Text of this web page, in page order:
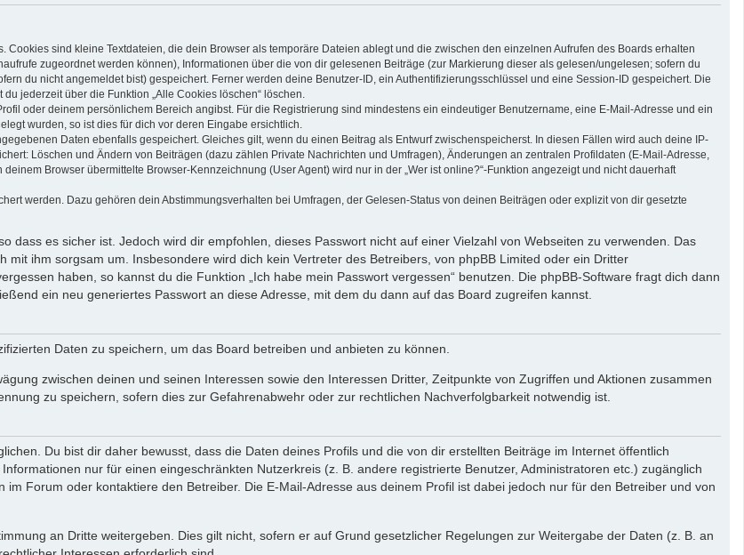
sind kleine Textdateien, die dein Browser als temporäre Dateien ablegt und die zwischen den einzelnen Aufrufen des Boards erhalten
zugeordnet werden können), Informationen über die von dir gelesenen Beiträge (zur Markierung dieser als gelesen/ungelesen; sofern du
du nicht angemeldet bist) gespeichert. Ferner werden deine Benutzer-ID, ein Authentifizierungsschlüssel und eine Session-ID gespeichert. Die
jederzeit über die Funktion „Alle Cookies löschen“ löschen.
oder deinem persönlichem Bereich angibst. Für die Registrierung sind mindestens ein eindeutiger Benutzername, eine E-Mail-Adresse und ein
wurden, so ist dies für dich vor deren Eingabe ersichtlich.
Daten ebenfalls gespeichert. Gleiches gilt, wenn du einen Beitrag als Entwurf zwischenspeicherst. In diesen Fällen wird auch deine IP-
Löschen und Ändern von Beiträgen (dazu zählen Private Nachrichten und Umfragen), Änderungen an zentralen Profildaten (E-Mail-Adresse,
Browser übermittelte Browser-Kennzeichnung (User Agent) wird nur in der „Wer ist online?“-Funktion angezeigt und nicht dauerhaft
werden. Dazu gehören dein Abstimmungsverhalten bei Umfragen, der Gelesen-Status von deinen Beiträgen oder explizit von dir gesetzte
dass es sicher ist. Jedoch wird dir empfohlen, dieses Passwort nicht auf einer Vielzahl von Webseiten zu verwenden. Das
ihm sorgsam um. Insbesondere wird dich kein Vertreter des Betreibers, von phpBB Limited oder ein Dritter
haben, so kannst du die Funktion „Ich habe mein Passwort vergessen“ benutzen. Die phpBB-Software fragt dich dann
ein neu generiertes Passwort an diese Adresse, mit dem du dann auf das Board zugreifen kannst.
Daten zu speichern, um das Board betreiben und anbieten zu können.
zwischen deinen und seinen Interessen sowie den Interessen Dritter, Zeitpunkte von Zugriffen und Aktionen zusammen
zu speichern, sofern dies zur Gefahrenabwehr oder zur rechtlichen Nachverfolgbarkeit notwendig ist.
Du bist dir daher bewusst, dass die Daten deines Profils und die von dir erstellten Beiträge im Internet öffentlich
nur für einen eingeschränkten Nutzerkreis (z. B. andere registrierte Benutzer, Administratoren etc.) zugänglich
Forum oder kontaktiere den Betreiber. Die E-Mail-Adresse aus deinem Profil ist dabei jedoch nur für den Betreiber und von
an Dritte weitergeben. Dies gilt nicht, sofern er auf Grund gesetzlicher Regelungen zur Weitergabe der Daten (z. B. an